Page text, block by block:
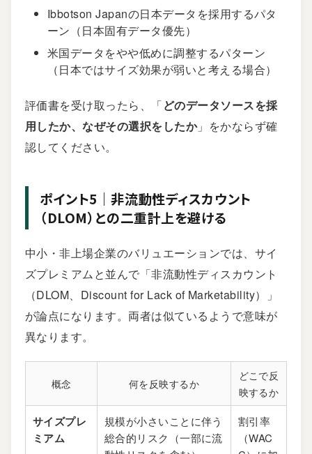
Ibbotson Japanの日本データを採用するパタ
ーン（日本固有データ優先）
米国データをやや低めに調整するパターン
（日本ではサイズ効果が弱いと考える場合）
評価書を受け取ったら、「どのデータソースを採
用したか、なぜその選択をしたか」をかならず確
認してください。
ポイント5｜非流動性ディスカウント
（DLOM）との二重計上を避ける
中小・非上場企業のバリュエーションでは、サイ
ズプレミアムと並んで「非流動性ディスカウント
（DLOM、Discount for Lack of Marketability）」
が論点になります。両者は似ているようで意味が
異なります。
概念 何を反映するか
どこで反
映するか
サイズプレ
ミアム
規模が小さいことに伴う
総合的リスク（一部に流
割引率
（WAC